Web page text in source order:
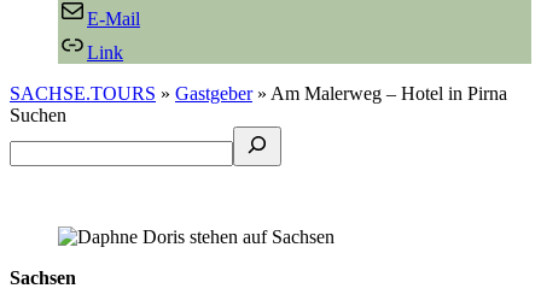
E-Mail
Link
SACHSE.TOURS » Gastgeber» Am Malerweg – Hotel in Pirna
Suchen
Sachsen